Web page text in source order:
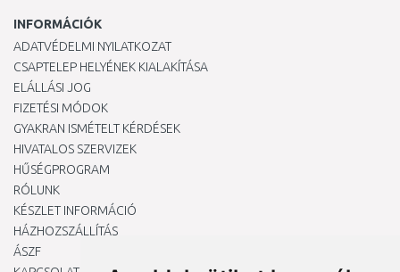
INFORMÁCIÓK
ADATVÉDELMI NYILATKOZAT
CSAPTELEP HELYÉNEK KIALAKÍTÁSA
ELÁLLÁSI JOG
FIZETÉSI MÓDOK
GYAKRAN ISMÉTELT KÉRDÉSEK
HIVATALOS SZERVIZEK
HŰSÉGPROGRAM
RÓLUNK
KÉSZLET INFORMÁCIÓ
HÁZHOZSZÁLLÍTÁS
ÁSZF